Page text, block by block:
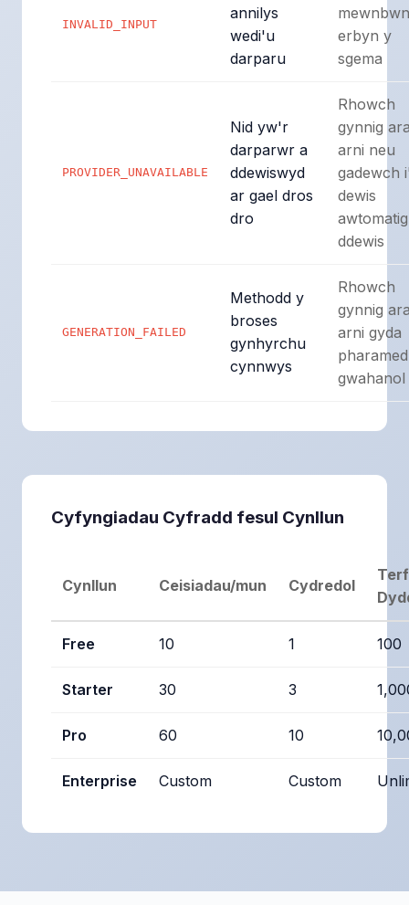
INVALID_INPUT
annilys
wedi'u
darparu
erbyn y
sgema
PROVIDER_UNAVAILABLE
Nid yw'r
darparwr a
ddewiswyd
ar gael dros
dro
Rhowch
gynnig
arni neu
gadewch
dewis
awtomatig
ddewis
GENERATION_FAILED
Methodd y
broses
gynhyrchu
cynnwys
Rhowch
gynnig
arni gyda
gwahanol
Cyfyngiadau Cyfradd fesul Cynllun
Cynllun Ceisiadau/mun Cydredol
Free 10 1 100
Starter 30 3
Pro 60 10
Enterprise Custom Custom